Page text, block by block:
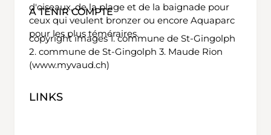
d'oiseaux, de la plage et de la baignade pour
ceux qui veulent bronzer ou encore Aquaparc
pour les plus téméraires.
A TENIR COMPTE
copyright images 1. commune de St-Gingolph
2. commune de St-Gingolph 3. Maude Rion
(www.myvaud.ch)
LINKS